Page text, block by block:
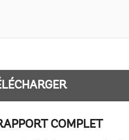
COMPLET